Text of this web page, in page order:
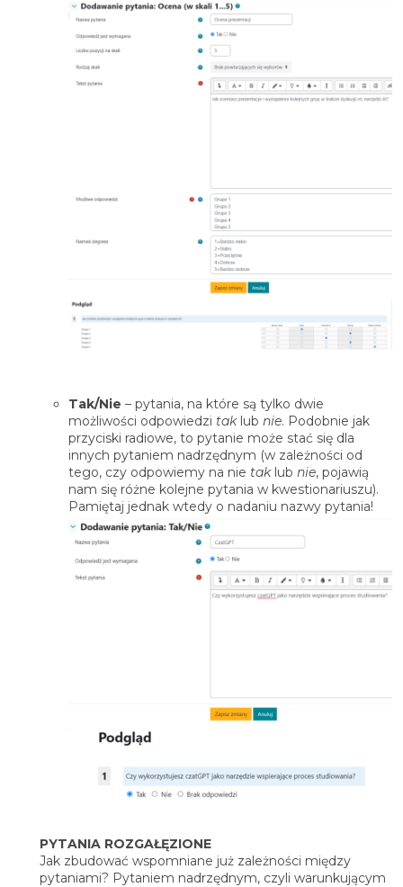
Tak/Nie – pytania, na które są tylko dwie
możliwości odpowiedzi taklub nie. Podobnie jak
przyciski radiowe, to pytanie może stać się dla
innych pytaniem nadrzędnym (w zależności od
tego, czy odpowiemy na nie taklub nie, pojawią
nam się różne kolejne pytania w kwestionariuszu).
Pamiętaj jednak wtedy o nadaniu nazwy pytania!
PYTANIA ROZGAŁĘZIONE
Jak zbudować wspomniane już zależności między
pytaniami? Pytaniem nadrzędnym, czyli warunkującym